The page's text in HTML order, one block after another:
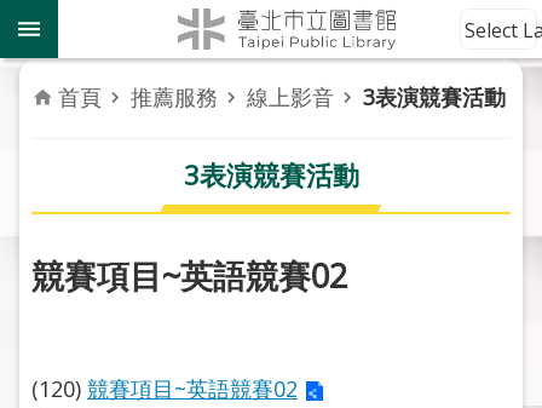
跳到主要內容區塊
到
館
資
訊
者
務
報
Select
首頁 推薦服務 線上影音 3表演競賽活動
3表演競賽活動
競賽項目~英語競賽02
(120) 競賽項目~英語競賽02